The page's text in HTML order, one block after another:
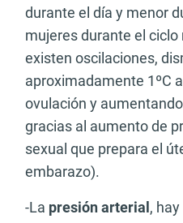
durante el día y menor
mujeres durante el
existen oscilaciones,
aproximadamente 1ºC
ovulación y
gracias al aumento de
sexual que prepara el
embarazo).
-La presión arterial ,